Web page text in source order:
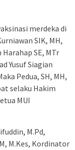
merdeka di
SIK, MH,
SE, MTr
Yusuf Siagian
Pedua, SH, MH,
selaku Hakim
MUI
M.Pd,
M.Kes, Kordinator